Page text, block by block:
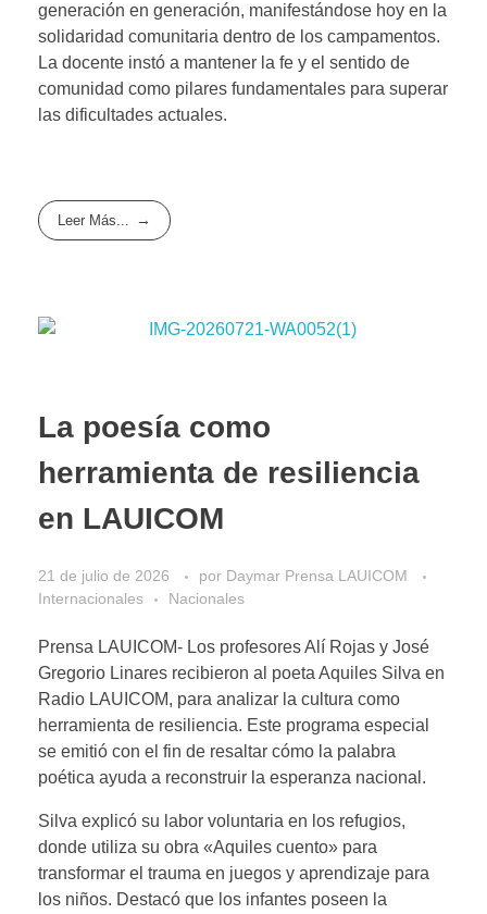
generación en generación, manifestándose hoy en la
solidaridad comunitaria dentro de los campamentos.
La docente instó a mantener la fe y el sentido de
comunidad como pilares fundamentales para superar
las dificultades actuales.
Leer Más...
La poesía como
herramienta de resiliencia
en LAUICOM
21 de julio de 2026 por Daymar Prensa LAUICOM
Internacionales
Nacionales
Prensa LAUICOM- Los profesores Alí Rojas y José
Gregorio Linares recibieron al poeta Aquiles Silva en
Radio LAUICOM, para analizar la cultura como
herramienta de resiliencia. Este programa especial
se emitió con el fin de resaltar cómo la palabra
poética ayuda a reconstruir la esperanza nacional.
Silva explicó su labor voluntaria en los refugios,
donde utiliza su obra «Aquiles cuento» para
transformar el trauma en juegos y aprendizaje para
los niños. Destacó que los infantes poseen la